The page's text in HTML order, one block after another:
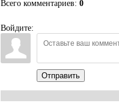
Всего комментариев: 0
Войдите:
Отправить